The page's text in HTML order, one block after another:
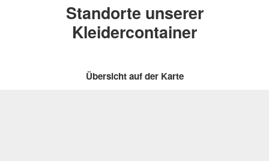
Standorte unserer
Kleidercontainer
Übersicht auf der Karte